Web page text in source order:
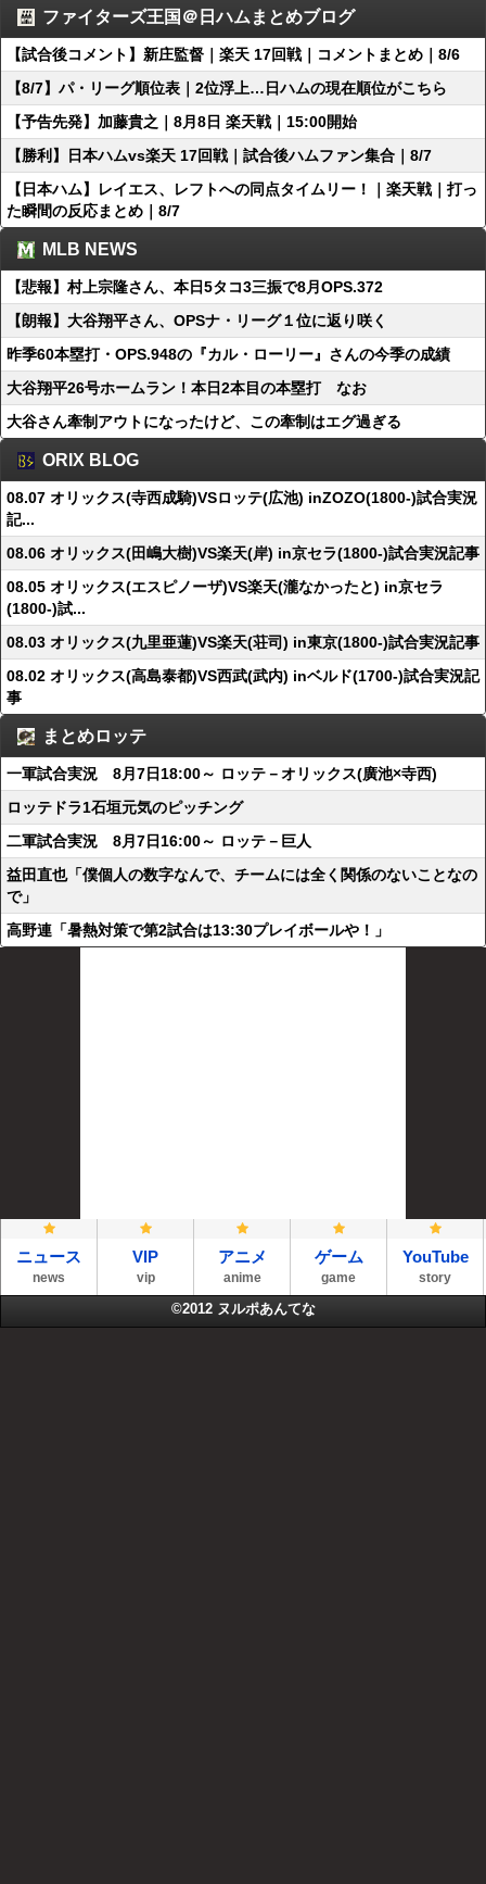
ファイターズ王国＠日ハムまとめブログ
【試合後コメント】新庄監督｜楽天 17回戦｜コメントまとめ｜8/6
【8/7】パ・リーグ順位表｜2位浮上…日ハムの現在順位がこちら
【予告先発】加藤貴之｜8月8日 楽天戦｜15:00開始
【勝利】日本ハムvs楽天 17回戦｜試合後ハムファン集合｜8/7
【日本ハム】レイエス、レフトへの同点タイムリー！｜楽天戦｜打っ
た瞬間の反応まとめ｜8/7
MLB NEWS
【悲報】村上宗隆さん、本日5タコ3三振で8月OPS.372
【朗報】大谷翔平さん、OPSナ・リーグ１位に返り咲く
昨季60本塁打・OPS.948の『カル・ローリー』さんの今季の成績
大谷翔平26号ホームラン！本日2本目の本塁打 なお
大谷さん牽制アウトになったけど、この牽制はエグ過ぎる
ORIX BLOG
08.07 オリックス(寺西成騎)VSロッテ(広池) inZOZO(1800-)試合実況
記...
08.06 オリックス(田嶋大樹)VS楽天(岸) in京セラ(1800-)試合実況記事
08.05 オリックス(エスピノーザ)VS楽天(瀧なかったと) in京セラ
(1800-)試...
08.03 オリックス(九里亜蓮)VS楽天(荘司) in東京(1800-)試合実況記事
08.02 オリックス(高島泰都)VS西武(武内) inベルド(1700-)試合実況記
事
まとめロッテ
一軍試合実況 8月7日18:00～ ロッテ－オリックス(廣池×寺西)
ロッテドラ1石垣元気のピッチング
二軍試合実況 8月7日16:00～ ロッテ－巨人
益田直也「僕個人の数字なんで、チームには全く関係のないことなの
で」
高野連「暑熱対策で第2試合は13:30プレイボールや！」
ニュース
news
VIP
vip
アニメ
anime
ゲーム
game
YouTube
story
©2012 ヌルポあんてな